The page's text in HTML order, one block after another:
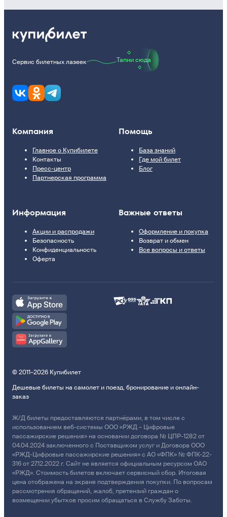
Сервис билетных лазеек Тапни сюда
Компания
Главное о Купибилете
Контакты
Пресс-центр
Партнерская программа
Помощь
База знаний
Где мой билет
Блог
Информация
Акции и распродажи
Безопасность
Конфиденциальность
Оферта
Важные ответы
Оформление и покупка
Возврат и обмен
Все вопросы и ответы
© 2011–2026 Купибилет
Дешевые билеты на самолет и поезд, бронирование и онлайн-
заказ
Ж/Д билеты предоставляются партнёрами, в том числе с
использованием веб-системы ООО «РЖД – Цифровые
пассажирские решения» на основании договора № ЦПР-1282 от
04.04.2024 заключенного с Поставщиком услуг и Договора ООО
«РЖД-Цифровые пассажирские решения» с АО «ФПК» № ФПК-22-
316 от 27.12.2022 г. Сайт не является официальным ресурсом ОАО
«РЖД». Стоимость билетов включает сервисный сбор. Итоговая
цена отображена на экране подтверждения покупки. По вопросам
рассмотрения обращений, жалоб, претензий граждан о
возмещении убытков просим обращаться в Службу Заботы.